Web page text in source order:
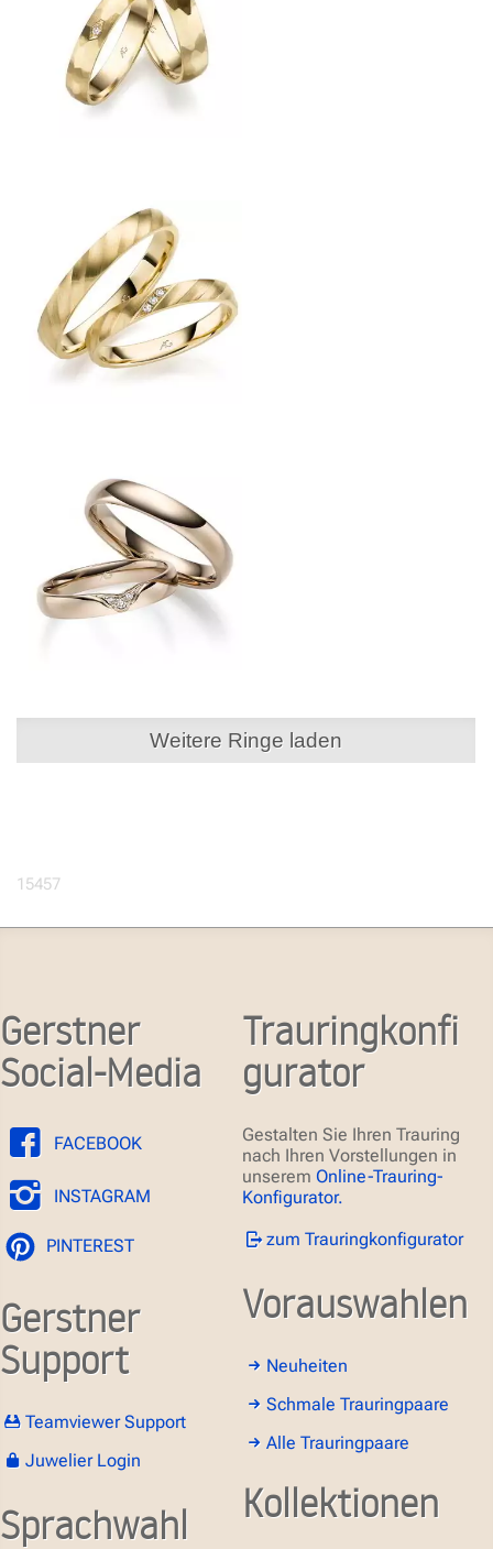
Weitere Ringe laden
15457
Gerstner
Social-Media
FACEBOOK
INSTAGRAM
PINTEREST
Gerstner
Support
Teamviewer Support
Juwelier Login
Sprachwahl
Trauringkonfi
gurator
Gestalten Sie Ihren Trauring
nach Ihren Vorstellungen in
unserem Online-Trauring-
Konfigurator.
zum Trauringkonfigurator
Vorauswahlen
Neuheiten
Schmale Trauringpaare
Alle Trauringpaare
Kollektionen